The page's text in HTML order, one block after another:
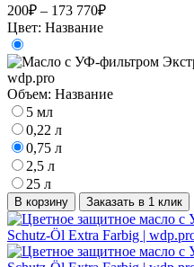
200₽ – 173 770₽
Цвет: Название
Объем: Название
5 мл
0,22 л
0,75 л
2,5 л
25 л
В корзину Заказать в 1 клик